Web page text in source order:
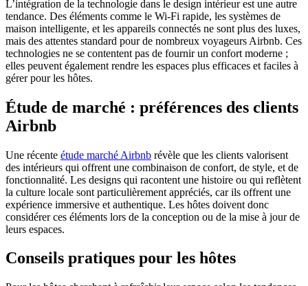
L’intégration de la technologie dans le design intérieur est une autre
tendance. Des éléments comme le Wi-Fi rapide, les systèmes de
maison intelligente, et les appareils connectés ne sont plus des luxes,
mais des attentes standard pour de nombreux voyageurs Airbnb. Ces
technologies ne se contentent pas de fournir un confort moderne ;
elles peuvent également rendre les espaces plus efficaces et faciles à
gérer pour les hôtes.
Étude de marché : préférences des clients
Airbnb
Une récente étude marché Airbnb révèle que les clients valorisent
des intérieurs qui offrent une combinaison de confort, de style, et de
fonctionnalité. Les designs qui racontent une histoire ou qui reflètent
la culture locale sont particulièrement appréciés, car ils offrent une
expérience immersive et authentique. Les hôtes doivent donc
considérer ces éléments lors de la conception ou de la mise à jour de
leurs espaces.
Conseils pratiques pour les hôtes